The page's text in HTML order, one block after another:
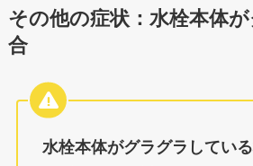
その他の症状：水栓本体
合
水栓本体がグラグラしてい